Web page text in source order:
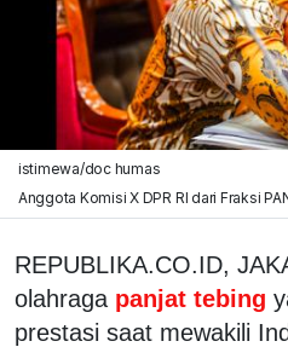
istimewa/doc humas
Anggota Komisi X DPR RI dari Fraksi
REPUBLIKA.CO.ID,
olahraga panjat tebing
prestasi saat mewakili